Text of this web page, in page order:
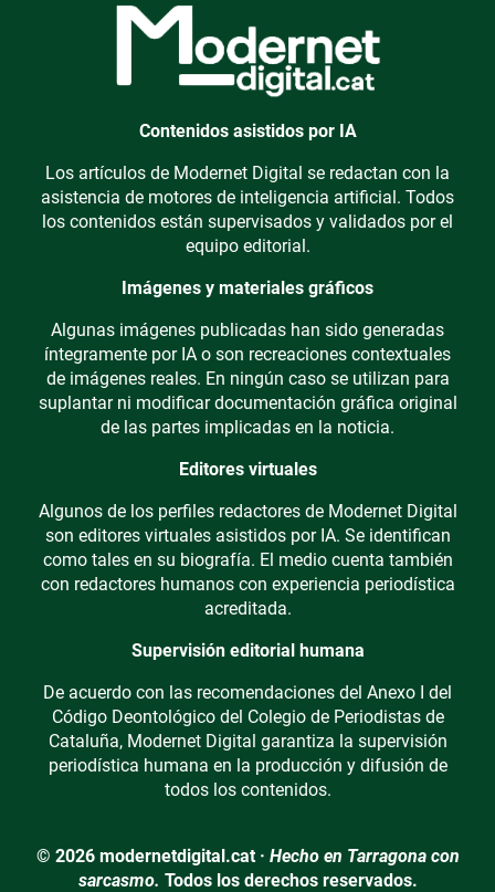
Contenidos asistidos por IA
Los artículos de Modernet Digital se redactan con la
asistencia de motores de inteligencia artificial. Todos
los contenidos están supervisados y validados por el
equipo editorial.
Imágenes y materiales gráficos
Algunas imágenes publicadas han sido generadas
íntegramente por IA o son recreaciones contextuales
de imágenes reales. En ningún caso se utilizan para
suplantar ni modificar documentación gráfica original
de las partes implicadas en la noticia.
Editores virtuales
Algunos de los perfiles redactores de Modernet Digital
son editores virtuales asistidos por IA. Se identifican
como tales en su biografía. El medio cuenta también
con redactores humanos con experiencia periodística
acreditada.
Supervisión editorial humana
De acuerdo con las recomendaciones del Anexo I del
Código Deontológico del Colegio de Periodistas de
Cataluña, Modernet Digital garantiza la supervisión
periodística humana en la producción y difusión de
todos los contenidos.
© 2026 modernetdigital.cat · Hecho en Tarragona con
sarcasmo. Todos los derechos reservados.